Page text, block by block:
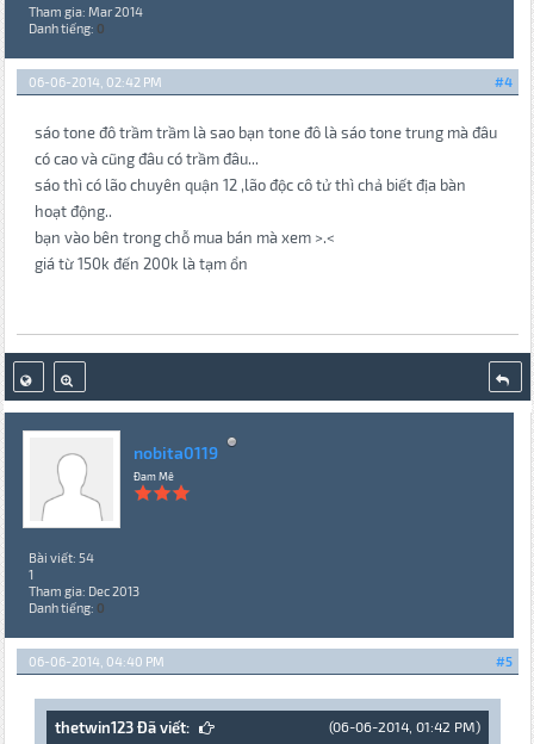
Tham gia: Mar 2014
Danh tiếng: 0
#4
06-06-2014, 02:42 PM
sáo tone đô trầm trầm là sao bạn tone đô là sáo tone trung mà đâu
có cao và cũng đâu có trầm đâu...
sáo thì có lão chuyên quận 12 ,lão độc cô tử thì chả biết địa bàn
hoạt động..
bạn vào bên trong chỗ mua bán mà xem >.<
giá từ 150k đến 200k là tạm ổn
nobita0119
Đam Mê
Bài viết: 54
1
Tham gia: Dec 2013
Danh tiếng: 0
#5
06-06-2014, 04:40 PM
(06-06-2014, 01:42 PM)
thetwin123 Đã viết: